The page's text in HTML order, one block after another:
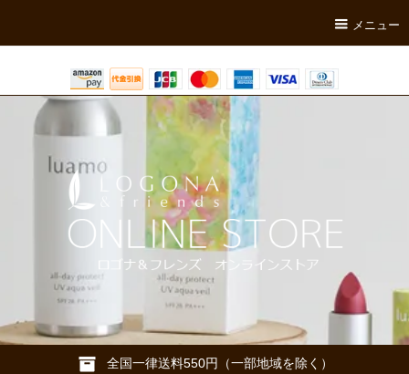
メニュー
全国一律送料550円（一部地域を除く）